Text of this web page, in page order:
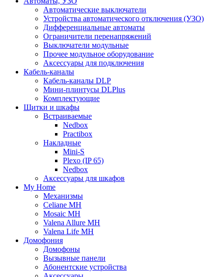
Автоматические выключатели
Устройства автоматического отключения (УЗО)
Дифференциальные автоматы
Ограничители перенапряжений
Выключатели модульные
Прочее модульное оборудование
Аксессуары для подключения
Кабель-каналы
Кабель-каналы DLP
Мини-плинтусы DLPlus
Комплектующие
Щитки и шкафы
Встраиваемые
Nedbox
Practibox
Накладные
Mini-S
Plexo (IP 65)
Nedbox
Аксессуары для шкафов
My Home
Механизмы
Celiane MH
Mosaic MH
Valena Allure MH
Valena Life MH
Домофония
Домофоны
Вызывные панели
Абонентские устройства